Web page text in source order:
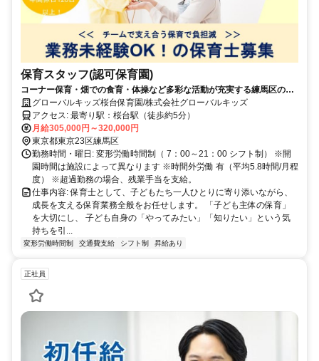
保育スタッフ(認可保育園)
コーナー保育・畑での食育・体操など多彩な活動が充実する練馬区の認
可園。遊びの中に学びを見つけ、チャレンジする心と心の温かさを育て
る丁寧な保育を実践します。
グローバルキッズ桜台保育園/株式会社グローバルキッズ
アクセス: 最寄り駅：桜台駅（徒歩約5分）
月給305,000円～320,000円
東京都東京23区練馬区
勤務時間・曜日: 変形労働時間制（ 7：00～21：00 シフト制） ※開
園時間は施設によって異なります ※時間外労働 有（平均5.8時間/月程
度） ※超過勤務の場合、残業手当を支給。
仕事内容: 保育士として、子どもたち一人ひとりに寄り添いながら、
成長を支える保育業務全般をお任せします。 「子ども主体の保育」
を大切にし、 子ども自身の「やってみたい」「知りたい」という気
持ちを引...
変形労働時間制 交通費支給 シフト制 昇給あり
正社員